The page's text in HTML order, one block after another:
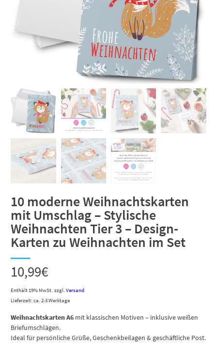
10 moderne Weihnachtskarten
mit Umschlag – Stylische
Weihnachten Tier 3 – Design-
Karten zu Weihnachten im Set
10,99€
Enthält 19% MwSt. zzgl.Versand
Lieferzeit: ca. 2-3 Werktage
Weihnachtskarten A6 mit klassischen Motiven – inklusive weißen
Briefumschlägen.
Ideal für persönliche Grüße, Geschenkbeilagen & geschäftliche Post.